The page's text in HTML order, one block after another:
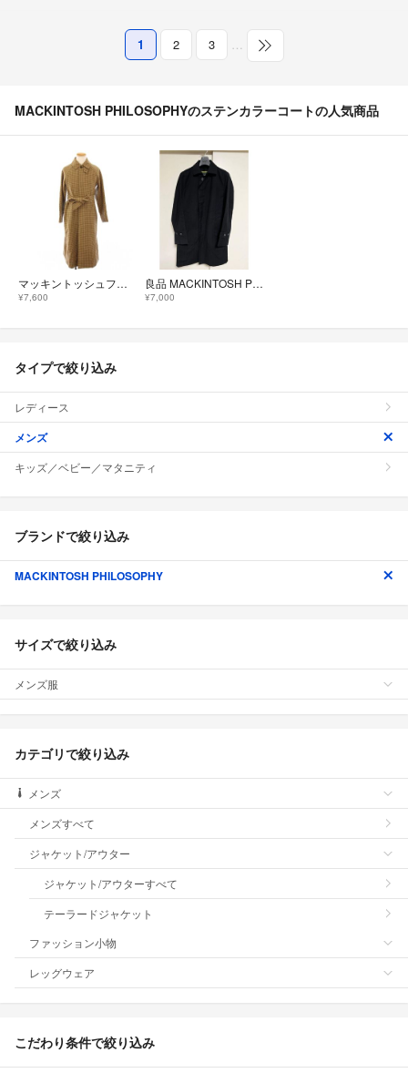
1 2 3 …
MACKINTOSH PHILOSOPHYのステンカラーコートの人気商品
マッキントッシュフィロソフィー ステンカラーコート ロング チェック 2
¥7,600
良品 MACKINTOSH PHILOSOPHY 38 ウールステンカラーコート
¥7,000
タイプで絞り込み
レディース
メンズ
キッズ／ベビー／マタニティ
ブランドで絞り込み
MACKINTOSH PHILOSOPHY
サイズで絞り込み
メンズ服
カテゴリで絞り込み
メンズ
メンズすべて
ジャケット/アウター
ジャケット/アウターすべて
テーラードジャケット
ファッション小物
レッグウェア
こだわり条件で絞り込み